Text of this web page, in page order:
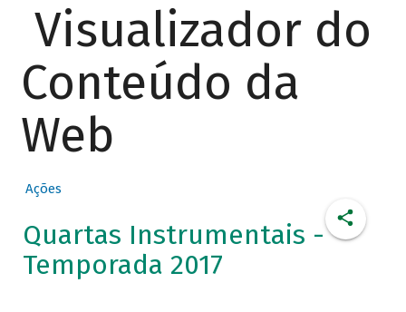
Visualizador do
Conteúdo da
Web
Ações
Quartas Instrumentais -
Temporada 2017